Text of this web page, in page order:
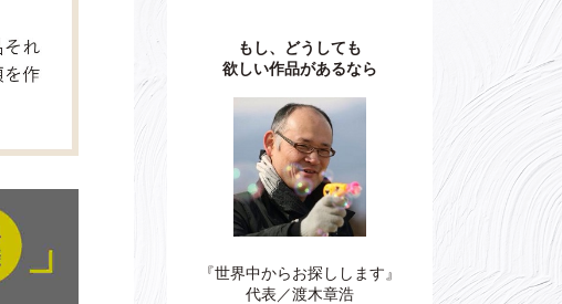
もし、どうしても
欲しい作品があるなら
『世界中からお探しします』
代表／渡木章浩